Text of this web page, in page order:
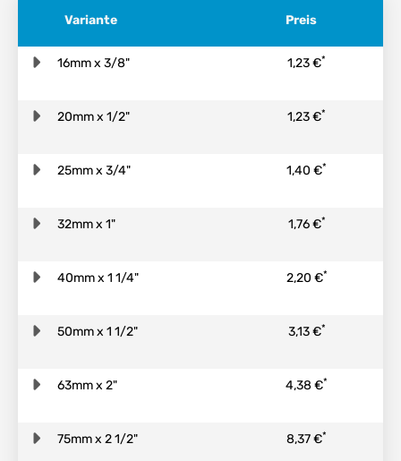
Variante Preis
16mm x 3/8" 1,23 €*
20mm x 1/2" 1,23 €*
25mm x 3/4" 1,40 €*
32mm x 1" 1,76 €*
40mm x 1 1/4" 2,20 €*
50mm x 1 1/2" 3,13 €*
63mm x 2" 4,38 €*
75mm x 2 1/2" 8,37 €*